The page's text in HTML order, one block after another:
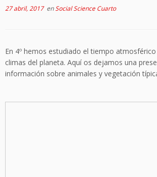
27 abril, 2017enSocial Science Cuarto
En 4º hemos estudiado el tiempo
climas del planeta. Aquí os dejamos una
información sobre animales y vegetación